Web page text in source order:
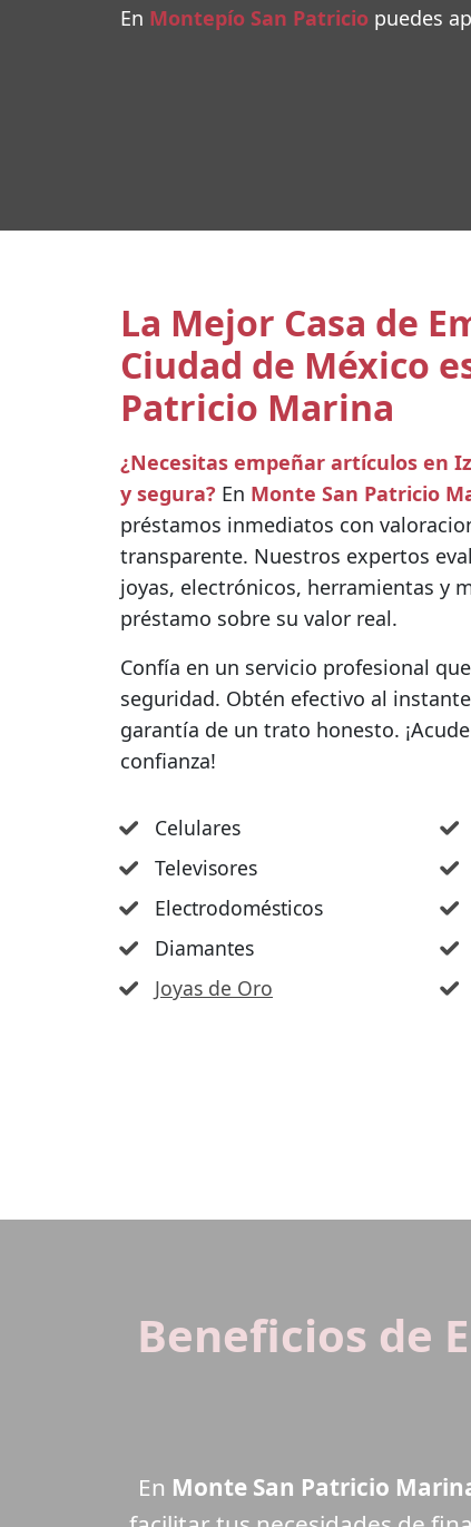
En Montepío San Patricio puedes
La Mejor Casa de
Ciudad de México
Patricio Marina
¿Necesitas empeñar artículos en
y segura? En Monte San Patricio
préstamos inmediatos con
transparente. Nuestros expertos
joyas, electrónicos, herramientas y
préstamo sobre su valor real.
Confía en un servicio profesional
seguridad. Obtén efectivo al
garantía de un trato honesto.
confianza!
Celulares
Televisores
Electrodomésticos
Diamantes
Joyas de Oro
Beneficios de
En Monte San Patricio